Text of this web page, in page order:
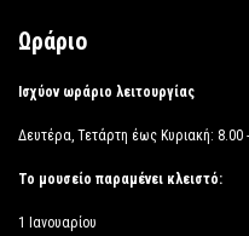
Ωράριο
Ισχύον ωράριο λειτουργίας
Δευτέρα, Τετάρτη έως Κυριακή: 8.00
Το μουσείο παραμένει κλειστό:
1 Ιανουαρίου